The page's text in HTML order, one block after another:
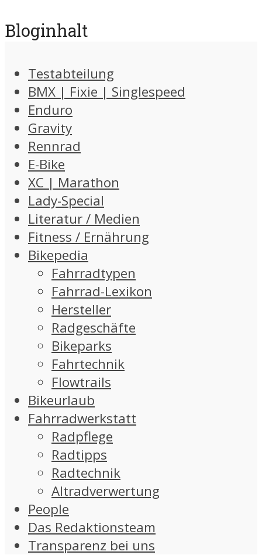
Bloginhalt
Testabteilung
BMX | Fixie | Singlespeed
Enduro
Gravity
Rennrad
E-Bike
XC | Marathon
Lady-Special
Literatur / Medien
Fitness / Ernährung
Bikepedia
Fahrradtypen
Fahrrad-Lexikon
Hersteller
Radgeschäfte
Bikeparks
Fahrtechnik
Flowtrails
Bikeurlaub
Fahrradwerkstatt
Radpflege
Radtipps
Radtechnik
Altradverwertung
People
Das Redaktionsteam
Transparenz bei uns